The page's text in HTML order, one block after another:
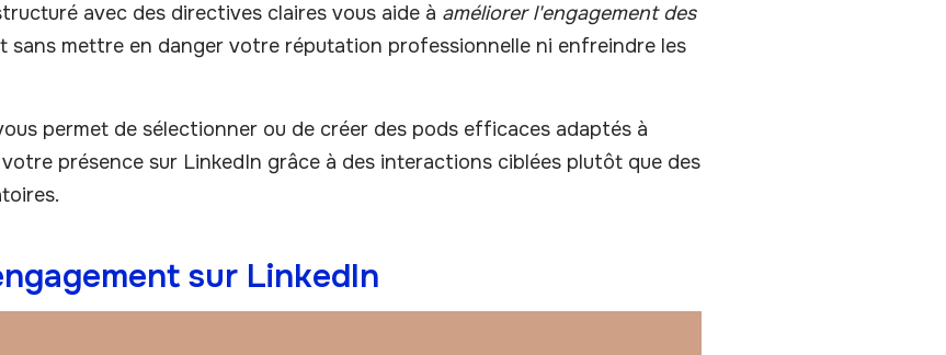
avec des directives claires vous aide à améliorer l'engagement des
mettre en danger votre réputation professionnelle ni enfreindre les
permet de sélectionner ou de créer des pods efficaces adaptés à
présence sur LinkedIn grâce à des interactions ciblées plutôt que des
sur LinkedIn